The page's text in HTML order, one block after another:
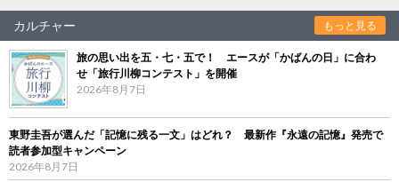
カルチャー もっと見る
旅の思い出を五・七・五で！ エースが「かばんの日」に合わ
せ「旅行川柳コンテスト」を開催
2026年8月7日
東野圭吾が選んだ「記憶に残る一文」はどれ？ 最新作『永遠の記憶』発売で
読者参加型キャンペーン
2026年8月7日